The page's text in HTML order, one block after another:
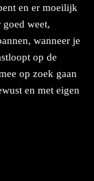
en er moeilijk
weet,
wanneer je
op de
op zoek gaan
en met eigen